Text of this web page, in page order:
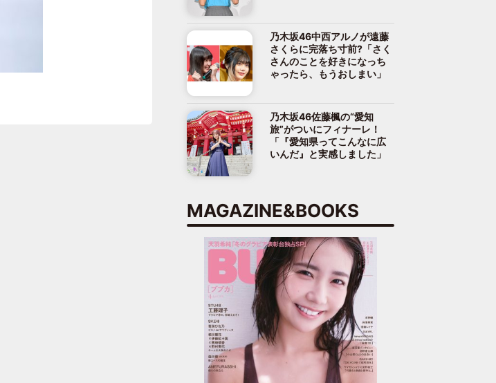
乃木坂46中西アルノが遠藤
さくらに完落ち寸前?「さく
さんのことを好きになっち
ゃったら、もうおしまい」
乃木坂46佐藤楓の“愛知
旅”がついにフィナーレ！
「『愛知県ってこんなに広
いんだ』と実感しました」
MAGAZINE&BOOKS